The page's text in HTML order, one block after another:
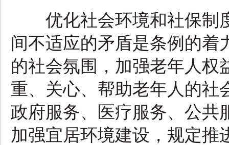
优化社会环境和社保制
间不适应的矛盾是条例的着
的社会氛围，加强老年人权
重、关心、帮助老年人的社
政府服务、医疗服务、公共
加强宜居环境建设，规定推